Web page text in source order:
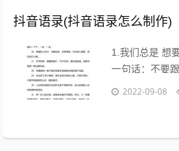
抖音语录(抖音语录怎么制作)
1.我们总是 想
一句话：不要
的不用时刻替
2022-09-08